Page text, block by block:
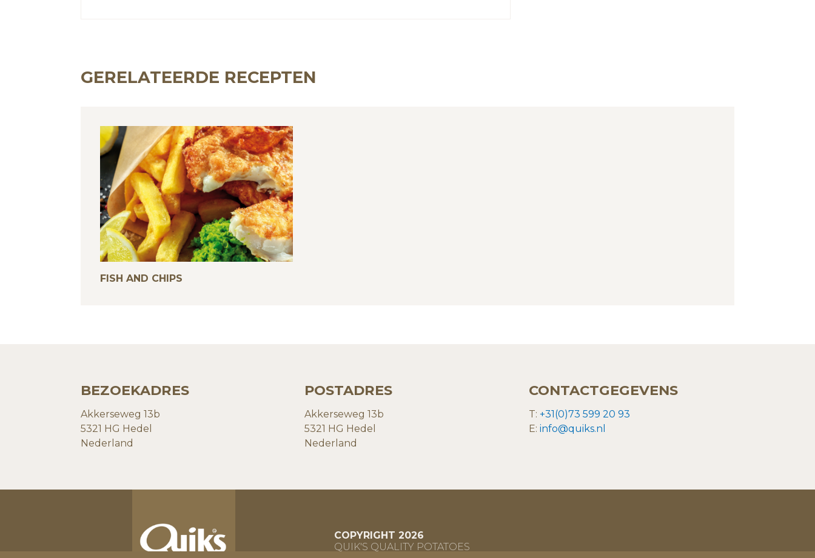
GERELATEERDE RECEPTEN
FISH AND CHIPS
BEZOEKADRES
Akkerseweg 13b
5321 HG Hedel
Nederland
POSTADRES
Akkerseweg 13b
5321 HG Hedel
Nederland
CONTACTGEGEVENS
T: +31(0)73 599 20 93
E: info@quiks.nl
COPYRIGHT 2026
QUIK'S QUALITY POTATOES